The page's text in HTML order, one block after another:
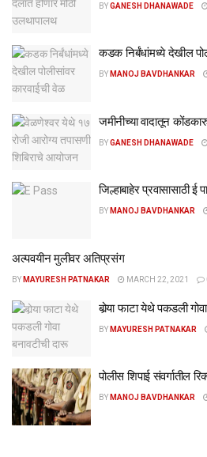
BYGANESH DHANAWADE
कडक निर्बंधांमध्ये देखील
BY MANOJ BAVDHANKAR
जमीनीच्या वादातून
BYGANESH DHANAWADE
जिल्हाबाहेर प्रवासासाठी
BY MANOJ BAVDHANKAR
अल्पवयीन मुलीवर अतिप्रसंग
BY MAYURESH PATNAKAR MARCH 22, 2021
बोर्‍या फाटा येथे पकडली
BY MAYURESH PATNAKAR
पोलीस शिपाई संवर्गातील
BY MANOJ BAVDHANKAR